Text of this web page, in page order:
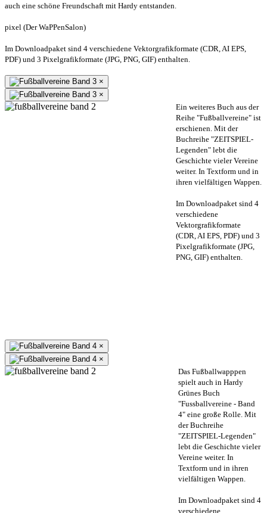
auch eine schöne Freundschaft mit Hardy entstanden.
pixel (Der WaPPenSalon)
Im Downloadpaket sind 4 verschiedene Vektorgrafikformate (CDR, AI EPS,
PDF) und 3 Pixelgrafikformate (JPG, PNG, GIF) enthalten.
×
×
Ein weiteres Buch aus der
Reihe "Fußballvereine" ist
erschienen. Mit der
Buchreihe "ZEITSPIEL-
Legenden" lebt die
Geschichte vieler Vereine
weiter. In Textform und in
ihren vielfältigen Wappen.
Im Downloadpaket sind 4
verschiedene
Vektorgrafikformate
(CDR, AI EPS, PDF) und 3
Pixelgrafikformate (JPG,
PNG, GIF) enthalten.
×
×
Das Fußballwapppen
spielt auch in Hardy
Grünes Buch
"Fussballvereine - Band
4" eine große Rolle. Mit
der Buchreihe
"ZEITSPIEL-Legenden"
lebt die Geschichte vieler
Vereine weiter. In
Textform und in ihren
vielfältigen Wappen.
Im Downloadpaket sind 4
verschiedene